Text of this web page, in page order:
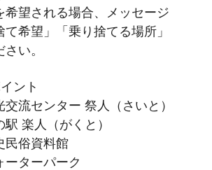
望される場合、メッセージ
希望」「乗り捨てる場所」
い。
ント
流センター 祭人（さいと）
楽人（がくと）
俗資料館
ターパーク